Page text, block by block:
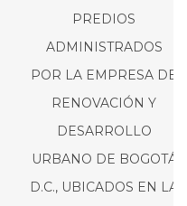
PREDIOS
ADMINISTRADOS
POR LA EMPRESA DE
RENOVACIÓN Y
DESARROLLO
URBANO DE BOGOTÁ
D.C., UBICADOS EN LA